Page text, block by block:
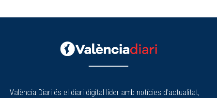
València Diari és el diari digital líder amb notícies d'actualitat,